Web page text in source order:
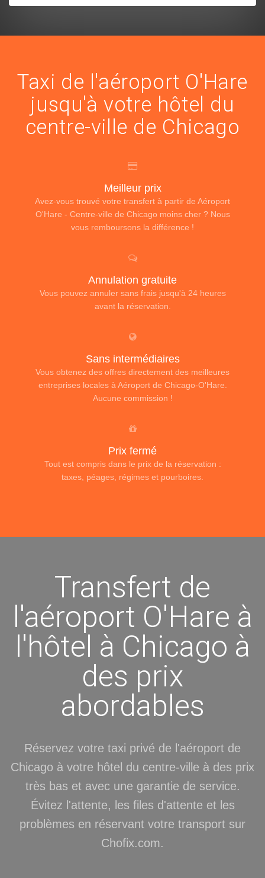
Taxi de l'aéroport O'Hare
jusqu'à votre hôtel du
centre-ville de Chicago
Meilleur prix
Avez-vous trouvé votre transfert à partir de Aéroport
O'Hare - Centre-ville de Chicago moins cher ? Nous
vous remboursons la différence !
Annulation gratuite
Vous pouvez annuler sans frais jusqu'à 24 heures
avant la réservation.
Sans intermédiaires
Vous obtenez des offres directement des meilleures
entreprises locales à Aéroport de Chicago-O'Hare.
Aucune commission !
Prix fermé
Tout est compris dans le prix de la réservation :
taxes, péages, régimes et pourboires.
Transfert de
l'aéroport O'Hare à
l'hôtel à Chicago à
des prix
abordables
Réservez votre taxi privé de l'aéroport de
Chicago à votre hôtel du centre-ville à des prix
très bas et avec une garantie de service.
Évitez l'attente, les files d'attente et les
problèmes en réservant votre transport sur
Chofix.com.